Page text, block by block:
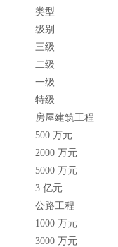
类型
级别
三级
二级
一级
特级
房屋建筑工程
500 万元
2000 万元
5000 万元
3 亿元
公路工程
1000 万元
3000 万元